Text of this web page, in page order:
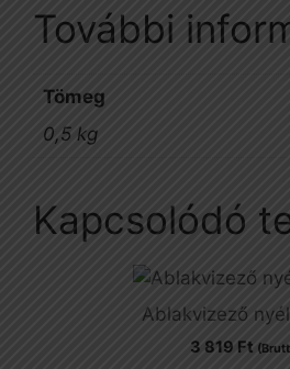
További
Tömeg
0,5 kg
Kapcsolódó
Ablakvizező
3 819 Ft